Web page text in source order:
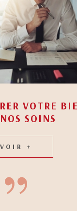
VOTRE
SOINS
VOIR +